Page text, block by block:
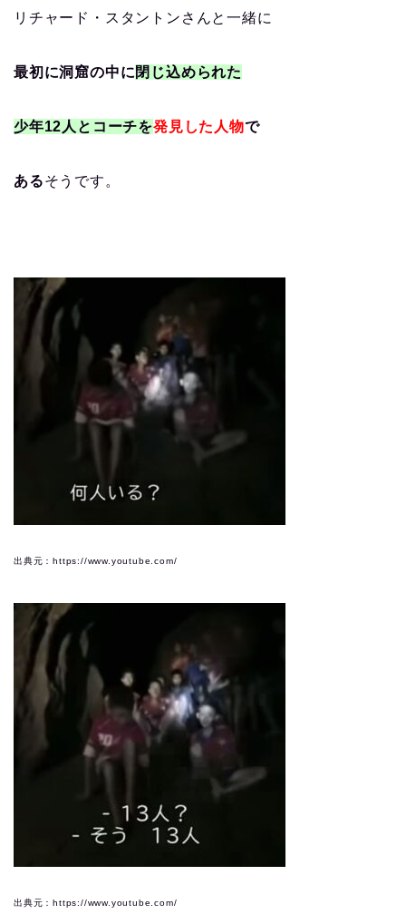
リチャード・スタントンさんと一緒に
最初に洞窟の中に閉じ込められた
少年12人とコーチを発見した人物で
あるそうです。
出典元：https://www.youtube.com/
出典元：https://www.youtube.com/